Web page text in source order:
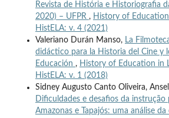
Revista de História e Historiografia
2020) – UFPR , History of
HistELA: v. 4 (2021)
Valeriano Durán Manso, La
didáctico para la Historia del Cine y
Educación , History of Education in
HistELA: v. 1 (2018)
Sidney Augusto Canto Oliveira,
Dificuldades e desafios da instrução
Amazonas e Tapajós: uma análise